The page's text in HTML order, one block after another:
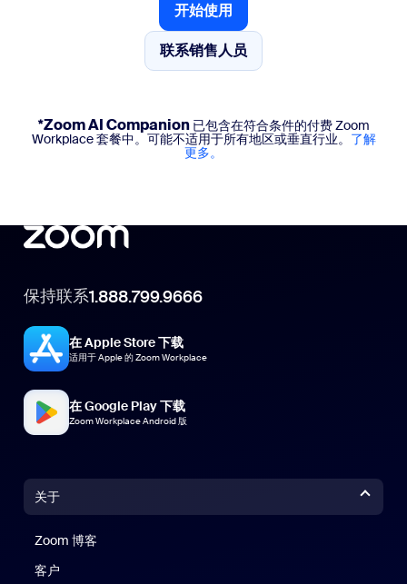
开始使用
开始使用
联系销售人员
联系销售人员
*Zoom AI Companion已包含在符合条件的付费 Zoom
Workplace 套餐中。可能不适用于所有地区或垂直行业。 了解
更多。
保持联系1.888.799.9666
在 Apple Store 下载
适用于 Apple 的 Zoom Workplace
在 Google Play 下载
Zoom Workplace Android 版
关于
Zoom 博客
客户